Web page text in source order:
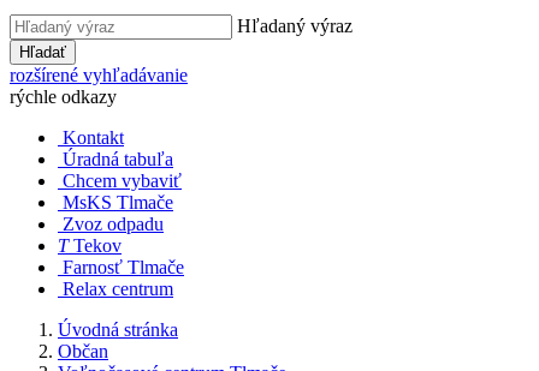
Hľadaný výraz
Hľadať
rozšírené vyhľadávanie
rýchle odkazy
Kontakt
Úradná tabuľa
Chcem vybaviť
MsKS Tlmače
Zvoz odpadu
T Tekov
Farnosť Tlmače
Relax centrum
Úvodná stránka
Občan